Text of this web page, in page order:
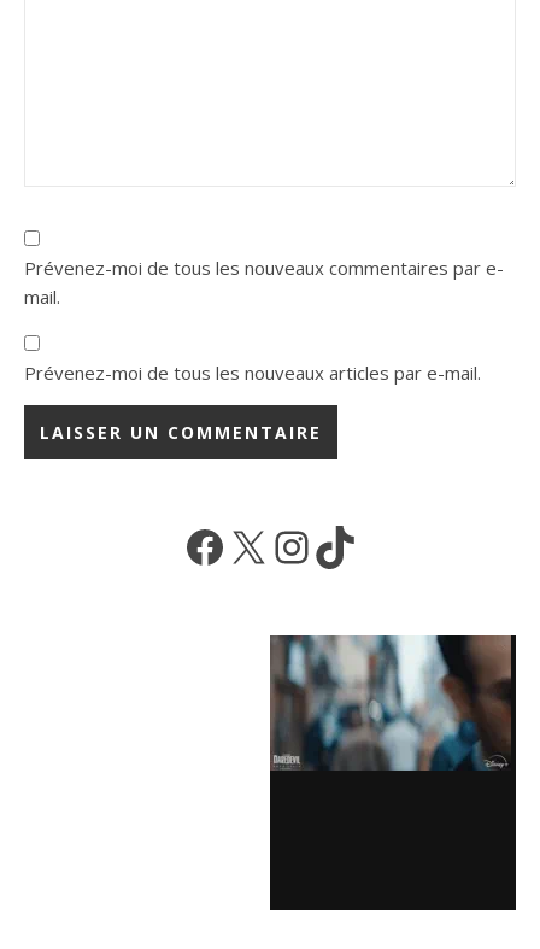
Prévenez-moi de tous les nouveaux commentaires par e-
mail.
Prévenez-moi de tous les nouveaux articles par e-mail.
Facebook
X Instagram
TikTok